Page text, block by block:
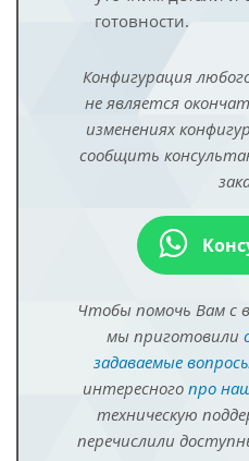
готовности.
Конфигурация
не является
изменениях
сообщить
Чтобы помочь Вам с
мы приготовили
задаваемые
интересного про
техническую
перечислили